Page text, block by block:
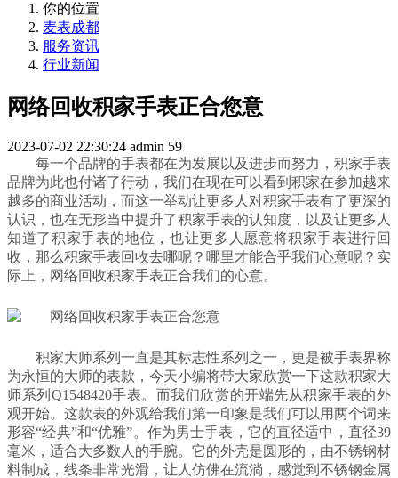
你的位置
麦表成都
服务资讯
行业新闻
网络回收积家手表正合您意
2023-07-02 22:30:24 admin 59
每一个品牌的手表都在为发展以及进步而努力，积家手表
品牌为此也付诸了行动，我们在现在可以看到积家在参加越来
越多的商业活动，而这一举动让更多人对积家手表有了更深的
认识，也在无形当中提升了积家手表的认知度，以及让更多人
知道了积家手表的地位，也让更多人愿意将积家手表进行回
收，那么积家手表回收去哪呢？哪里才能合乎我们心意呢？实
际上，网络回收积家手表正合我们的心意。
积家大师系列一直是其标志性系列之一，更是被手表界称
为永恒的大师的表款，今天小编将带大家欣赏一下这款积家大
师系列Q1548420手表。而我们欣赏的开端先从积家手表的外
观开始。这款表的外观给我们第一印象是我们可以用两个词来
形容“经典”和“优雅”。作为男士手表，它的直径适中，直径39
毫米，适合大多数人的手腕。它的外壳是圆形的，由不锈钢材
料制成，线条非常光滑，让人仿佛在流淌，感觉到不锈钢金属